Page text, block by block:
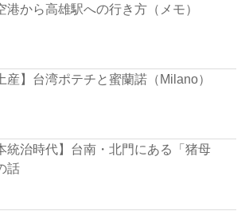
港から高雄駅への行き方（メモ）
産】台湾ポテチと蜜蘭諾（Milano）
統治時代】台南・北門にある「猪母
話